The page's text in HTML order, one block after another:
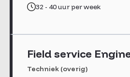
32 - 40 uur per week
Field service
Techniek (overig)